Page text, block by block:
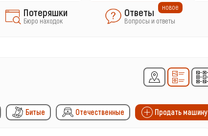
Потеряшки
Бюро находок
Ответы
Вопросы и ответы
новое
Битые Отечественные Продать машину